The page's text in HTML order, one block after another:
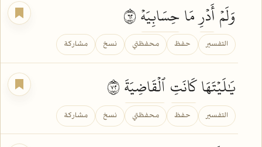
وَلَمۡأَدۡرِمَاحِسَابِيَهۡ
التفسير حفظ محفظتي نسخ مشاركة
يَٰلَيۡتَهَاكَانَتِٱلۡقَاضِيَةَ
التفسير حفظ محفظتي نسخ مشاركة